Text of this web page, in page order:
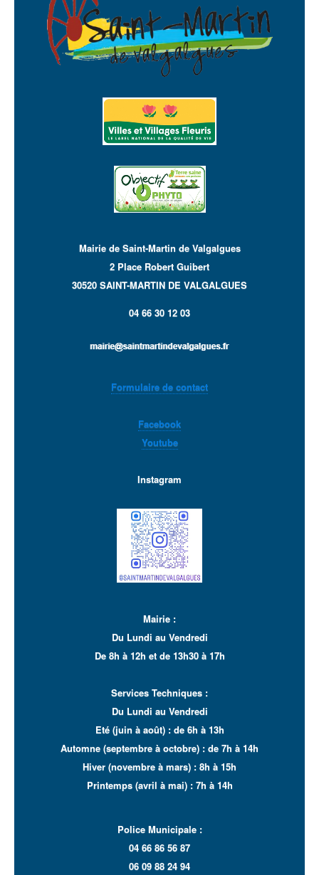
Mairie de Saint-Martin de Valgalgues
2 Place Robert Guibert
30520 SAINT-MARTIN DE VALGALGUES
04 66 30 12 03
Formulaire de contact
Facebook
Youtube
Instagram
Mairie :
Du Lundi au Vendredi
De 8h à 12h et de 13h30 à 17h
Services Techniques :
Du Lundi au Vendredi
Eté (juin à août) : de 6h à 13h
Automne (septembre à octobre) : de 7h à 14h
Hiver (novembre à mars) : 8h à 15h
Printemps (avril à mai) : 7h à 14h
Police Municipale :
04 66 86 56 87
06 09 88 24 94